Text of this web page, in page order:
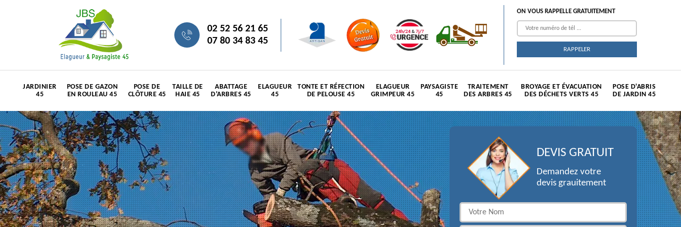
02 52 56 21 65
07 80 34 83 45
ON VOUS RAPPELLE GRATUITEMENT
JARDINIER
45
POSE DE GAZON
EN ROULEAU 45
POSE DE
CLÔTURE 45
TAILLE DE
HAIE 45
ABATTAGE
D'ARBRES 45
ELAGUEUR
45
TONTE ET RÉFECTION
DE PELOUSE 45
ELAGUEUR
GRIMPEUR 45
PAYSAGISTE
45
TRAITEMENT
DES ARBRES 45
BROYAGE ET ÉVACUATION
DES DÉCHETS VERTS 45
POSE D'ABRIS
DE JARDIN 45
DEVIS GRATUIT
Demandez votre
devis grauitement